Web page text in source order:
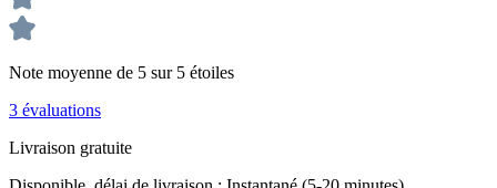
Note moyenne de 5 sur 5 étoiles
3 évaluations
Livraison gratuite